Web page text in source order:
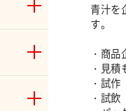
青汁を
す。
・商
・見積
・試作
・試飲